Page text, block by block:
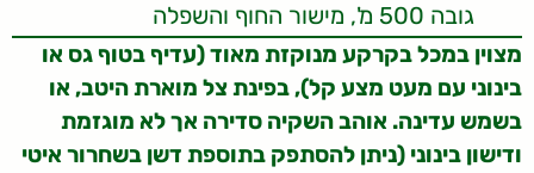
גובה 500 מ', מישור החוף והשפלה
מצוין במכל בקרקע מנוקזת מאוד (עדיף בטוף גס או
בינוני עם מעט מצע קל), בפינת צל מוארת היטב, או
בשמש עדינה. אוהב השקיה סדירה אך לא מוגזמת
ודישון בינוני (ניתן להסתפק בתוספת דשן בשחרור איטי